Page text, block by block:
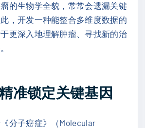
的生物学全貌，常常会遗漏关键
，开发一种能整合多维度数据的
更深入地理解肿瘤、寻找新的治
准锁定关键基因
分子癌症》（Molecular